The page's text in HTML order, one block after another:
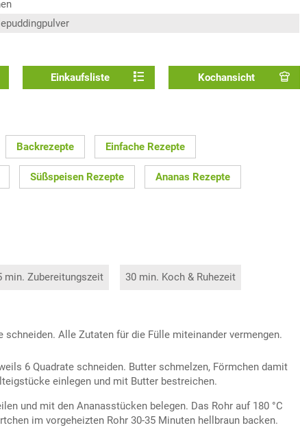
Einkaufsliste Kochansicht
Backrezepte Einfache Rezepte
Süßspeisen Rezepte Ananas Rezepte
min. Zubereitungszeit 30 min. Koch & Ruhezeit
schneiden. Alle Zutaten für die Fülle miteinander vermengen.
6 Quadrate schneiden. Butter schmelzen, Förmchen damit
einlegen und mit Butter bestreichen.
und mit den Ananasstücken belegen. Das Rohr auf 180 °C
im vorgeheizten Rohr 30-35 Minuten hellbraun backen.